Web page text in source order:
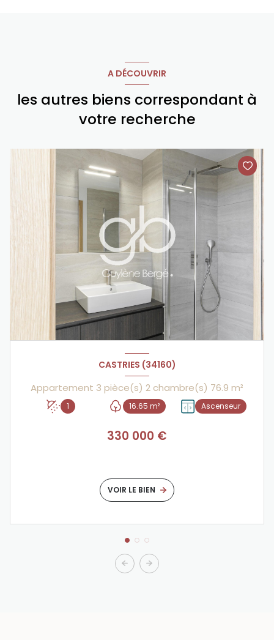
A DÉCOUVRIR
les autres biens correspondant à
votre recherche
CASTRIES (34160)
Appartement 3 pièce(s) 2 chambre(s) 76.9 m²
1 16.65 m² Ascenseur
330 000 €
VOIR LE BIEN